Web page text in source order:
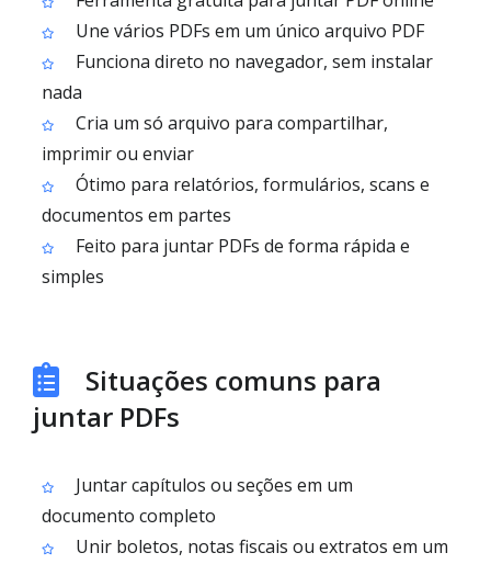
Une vários PDFs em um único arquivo PDF
Funciona direto no navegador, sem instalar
nada
Cria um só arquivo para compartilhar,
imprimir ou enviar
Ótimo para relatórios, formulários, scans e
documentos em partes
Feito para juntar PDFs de forma rápida e
simples
Situações comuns para
juntar PDFs
Juntar capítulos ou seções em um
documento completo
Unir boletos, notas fiscais ou extratos em um